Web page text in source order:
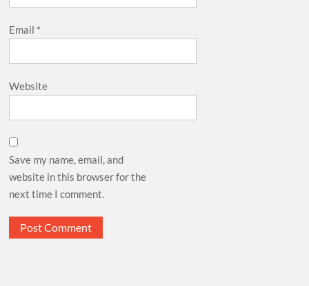
Email *
Website
Save my name, email, and
website in this browser for the
next time I comment.